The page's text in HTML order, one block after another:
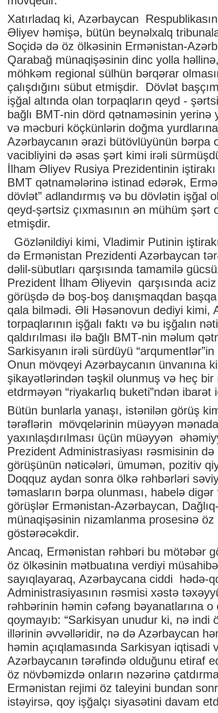
Xatırladaq ki, Azərbaycan
Əliyev həmişə, bütün beynəlxalq
Soçidə də öz ölkəsinin Ermənistan-
Qarabağ münaqişəsinin dinc yolla
möhkəm regional sülhün bərqərar
çalışdığını sübut etmişdir. Dövlət
işğal altında olan torpaqların qeyd -
bağlı BMT-nin dörd qətnaməsinin yerinə
və məcburi köçkünlərin doğma
Azərbaycanın ərazi bütövlüyünün bərpa
vacibliyini də əsas şərt kimi irəli
İlham Əliyev Rusiya Prezidentinin
BMT qətnamələrinə istinad edərək,
dövlət” adlandırmış və bu dövlətin işğal
qeyd-şərtsiz çıxmasının ən mühüm şərt
etmişdir.
Gözlənildiyi kimi, Vladimir Putinin
də Ermənistan Prezidenti Azərbaycan
dəlil-sübutları qarşısında tamamilə
Prezident İlham Əliyevin qarşısında
görüşdə də boş-boş danışmaqdan
qala bilmədi. Əli Həsənovun dediyi kimi,
torpaqlarının işğalı faktı və bu işğalın
qaldırılması ilə bağlı BMT-nin məlum
Sarkisyanın irəli sürdüyü
Onun mövqeyi Azərbaycanın ünvanına
şikayətlərindən təşkil olunmuş və heç
etdrməyən “riyakarlıq buketi”ndən ibarət
Bütün bunlarla yanaşı, istənilən görüş
tərəflərin mövqelərinin müəyyən
yaxınlaşdırılması üçün müəyyən
Prezident Administrasiyası rəsmisinin
görüşünün nəticələri, ümumən, pozitiv
Doqquz aydan sonra ölkə rəhbərləri
təmasların bərpa olunması, habelə
görüşlər Ermənistan-Azərbaycan,
münaqişəsinin nizamlanma prosesinə
göstərəcəkdir.
Ancaq, Ermənistan rəhbəri bu mötəbər
öz ölkəsinin mətbuatına verdiyi
sayıqlayaraq, Azərbaycana ciddi hədə-
Administrasiyasının rəsmisi xəstə
rəhbərinin həmin cəfəng bəyanatlarına
qoymayıb: “Sarkisyan unudur ki, nə indi
illərinin əvvəlləridir, nə də Azərbaycan
həmin açıqlamasında Sarkisyan iqtisadi
Azərbaycanın tərəfində olduğunu etiraf
öz növbəmizdə onların nəzərinə
Ermənistan rejimi öz taleyini bundan
istəyirsə, qoy işğalçı siyasətini davam